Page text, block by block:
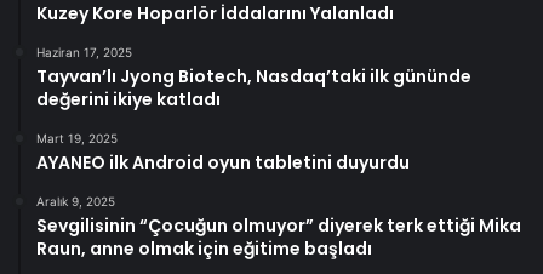
Kuzey Kore Hoparlör İddalarını Yalanladı
Haziran 17, 2025
Tayvan’lı Jyong Biotech, Nasdaq’taki ilk gününde
değerini ikiye katladı
Mart 19, 2025
AYANEO ilk Android oyun tabletini duyurdu
Aralık 9, 2025
Sevgilisinin “Çocuğun olmuyor” diyerek terk ettiği Mika
Raun, anne olmak için eğitime başladı